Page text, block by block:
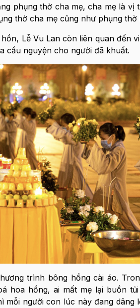
phụng thờ cha mẹ, cha mẹ là vị
thờ cha mẹ cũng như phụng thờ
Lễ Vu Lan còn liên quan đến
cầu nguyện cho người đã khuất.
trình bông hồng cài áo.
hoa hồng, ai mất mẹ lại buồn
mỗi người con lúc này đang